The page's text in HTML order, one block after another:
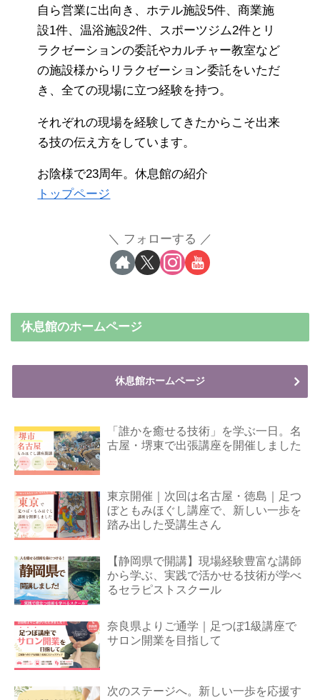
自ら営業に出向き、ホテル施設5件、商業施
設1件、温浴施設2件、スポーツジム2件とリ
ラクゼーションの委託やカルチャー教室など
の施設様からリラクゼーション委託をいただ
き、全ての現場に立つ経験を持つ。
それぞれの現場を経験してきたからこそ出来
る技の伝え方をしています。
お陰様で23周年。休息館の紹介
トップページ
フォローする
休息館のホームページ
休息館ホームページ
「誰かを癒せる技術」を学ぶ一日。名
古屋・堺東で出張講座を開催しました
東京開催｜次回は名古屋・徳島｜足つ
ぼともみほぐし講座で、新しい一歩を
踏み出した受講生さん
【静岡県で開講】現場経験豊富な講師
から学ぶ、実践で活かせる技術が学べ
るセラピストスクール
奈良県よりご通学｜足つぼ1級講座で
サロン開業を目指して
次のステージへ。新しい一歩を応援す